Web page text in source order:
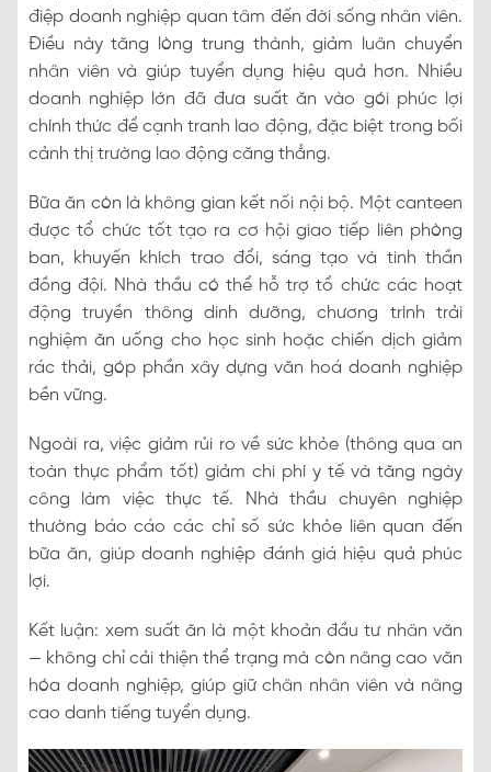
điệp doanh nghiệp quan tâm đến đời sống nhân viên.
Điều này tăng lòng trung thành, giảm luân chuyển
nhân viên và giúp tuyển dụng hiệu quả hơn. Nhiều
doanh nghiệp lớn đã đưa suất ăn vào gói phúc lợi
chính thức để cạnh tranh lao động, đặc biệt trong bối
cảnh thị trường lao động căng thẳng.
Bữa ăn còn là không gian kết nối nội bộ. Một canteen
được tổ chức tốt tạo ra cơ hội giao tiếp liên phòng
ban, khuyến khích trao đổi, sáng tạo và tinh thần
đồng đội. Nhà thầu có thể hỗ trợ tổ chức các hoạt
động truyền thông dinh dưỡng, chương trình trải
nghiệm ăn uống cho học sinh hoặc chiến dịch giảm
rác thải, góp phần xây dựng văn hoá doanh nghiệp
bền vững.
Ngoài ra, việc giảm rủi ro về sức khỏe (thông qua an
toàn thực phẩm tốt) giảm chi phí y tế và tăng ngày
công làm việc thực tế. Nhà thầu chuyên nghiệp
thường báo cáo các chỉ số sức khỏe liên quan đến
bữa ăn, giúp doanh nghiệp đánh giá hiệu quả phúc
lợi.
Kết luận: xem suất ăn là một khoản đầu tư nhân văn
— không chỉ cải thiện thể trạng mà còn nâng cao văn
hóa doanh nghiệp, giúp giữ chân nhân viên và nâng
cao danh tiếng tuyển dụng.